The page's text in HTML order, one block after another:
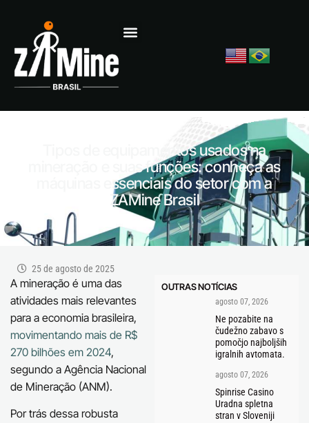
Tipos de equipamentos usados na
mineração e suas funções: conheça as
máquinas essenciais do setor com a
ZAMine Brasil
25 de agosto de 2025
A mineração é uma das
atividades mais relevantes
para a economia brasileira,
movimentando mais de R$
270 bilhões em 2024,
segundo a Agência Nacional
de Mineração (ANM).
Por trás dessa robusta
OUTRAS NOTÍCIAS
agosto 07, 2026
Ne pozabite na
čudežno zabavo s
pomočjo najboljših
igralnih avtomata.
agosto 07, 2026
Spinrise Casino
Uradna spletna
stran v Sloveniji